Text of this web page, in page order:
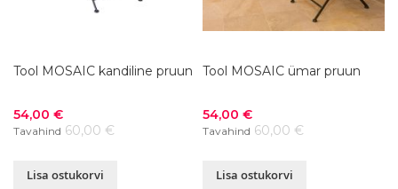
Tool MOSAIC kandiline pruun
Soodushind
54,00 €
Tavahind 60,00 €
Lisa ostukorvi
Tool MOSAIC ümar pruun
Soodushind
54,00 €
Tavahind 60,00 €
Lisa ostukorvi